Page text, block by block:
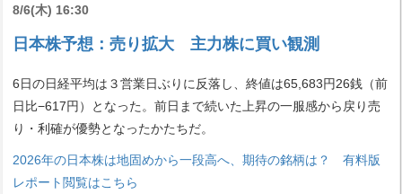
8/6(木) 16:30
日本株予想：売り拡大 主力株に買い観測
6日の日経平均は３営業日ぶりに反落し、終値は65,683円26銭（前
日比−617円）となった。前日まで続いた上昇の一服感から戻り売
り・利確が優勢となったかたちだ。
2026年の日本株は地固めから一段高へ、期待の銘柄は？ 有料版
レポート閲覧はこちら